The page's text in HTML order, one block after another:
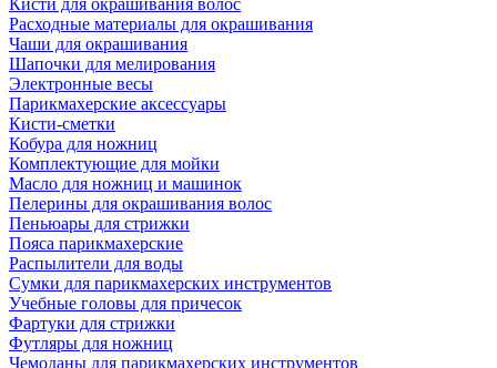
Кисти для окрашивания волос
Расходные материалы для окрашивания
Чаши для окрашивания
Шапочки для мелирования
Электронные весы
Парикмахерские аксессуары
Кисти-сметки
Кобура для ножниц
Комплектующие для мойки
Масло для ножниц и машинок
Пелерины для окрашивания волос
Пеньюары для стрижки
Пояса парикмахерские
Распылители для воды
Сумки для парикмахерских инструментов
Учебные головы для причесок
Фартуки для стрижки
Футляры для ножниц
Чемоданы для парикмахерских инструментов